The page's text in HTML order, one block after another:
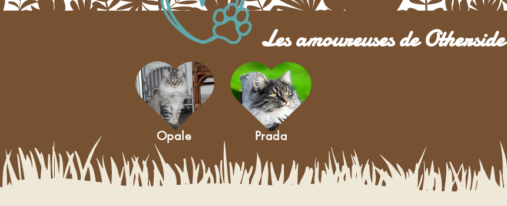
Les amoureuses de Otherside
Opale Prada